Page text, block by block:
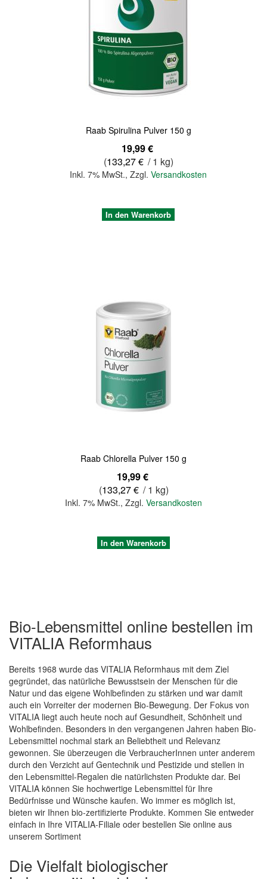
Raab Spirulina Pulver 150 g
19,99 €
(133,27 € / 1 kg)
Inkl. 7% MwSt.,Zzgl.Versandkosten
In den Warenkorb
Raab Chlorella Pulver 150 g
19,99 €
(133,27 € / 1 kg)
Inkl. 7% MwSt., Zzgl. Versandkosten
Quickview
In den Warenkorb
Bio-Lebensmittel online bestellen im
VITALIA Reformhaus
Bereits 1968 wurde das VITALIA Reformhaus mit dem Ziel
gegründet, das natürliche Bewusstsein der Menschen für die
Natur und das eigene Wohlbefinden zu stärken und war damit
auch ein Vorreiter der modernen Bio-Bewegung. Der Fokus von
VITALIA liegt auch heute noch auf Gesundheit, Schönheit und
Wohlbefinden. Besonders in den vergangenen Jahren haben Bio-
Lebensmittel nochmal stark an Beliebtheit und Relevanz
gewonnen. Sie überzeugen die VerbraucherInnen unter anderem
durch den Verzicht auf Gentechnik und Pestizide und stellen in
den Lebensmittel-Regalen die natürlichsten Produkte dar. Bei
VITALIA können Sie hochwertige Lebensmittel für Ihre
Bedürfnisse und Wünsche kaufen. Wo immer es möglich ist,
bieten wir Ihnen bio-zertifizierte Produkte. Kommen Sie entweder
einfach in Ihre VITALIA-Filiale oder bestellen Sie online aus
unserem Sortiment
Die Vielfalt biologischer